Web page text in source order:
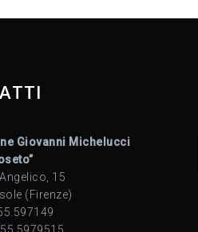
Giovanni Michelucci
15
(Firenze)